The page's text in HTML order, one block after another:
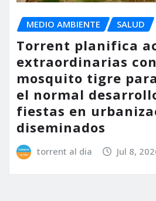
MEDIO AMBIENTE SALUD
Torrent planifica
extraordinarias
mosquito tigre
el normal
fiestas en
diseminados
torrent al dia Jul 8,